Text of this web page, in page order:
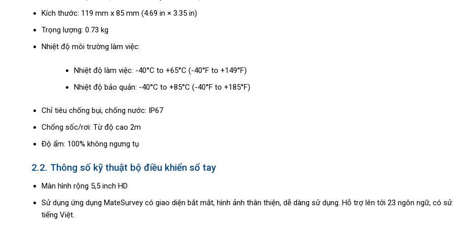
Kích thước: 119 mm x 85 mm (4.69 in × 3.35 in)
Trọng lượng: 0.73 kg
Nhiệt độ môi trường làm việc:
Nhiệt độ làm việc: -40°C to +65°C (-40°F to +149°F)
Nhiệt độ bảo quản: -40°C to +85°C (-40°F to +185°F)
Chỉ tiêu chống bụi, chống nước: IP67
Chống sốc/rơi: Từ độ cao 2m
Độ ẩm: 100% không ngưng tụ
2.2. Thông số kỹ thuật bộ điều khiển sổ tay
Màn hình rộng 5,5 inch HD
Sử dụng ứng dụng MateSurvey có giao diện bắt mắt, hình ảnh thân thiện, dễ dàng sử dụng. Hỗ trợ lên tới 23 ngôn ngữ, có sử
tiếng Việt.